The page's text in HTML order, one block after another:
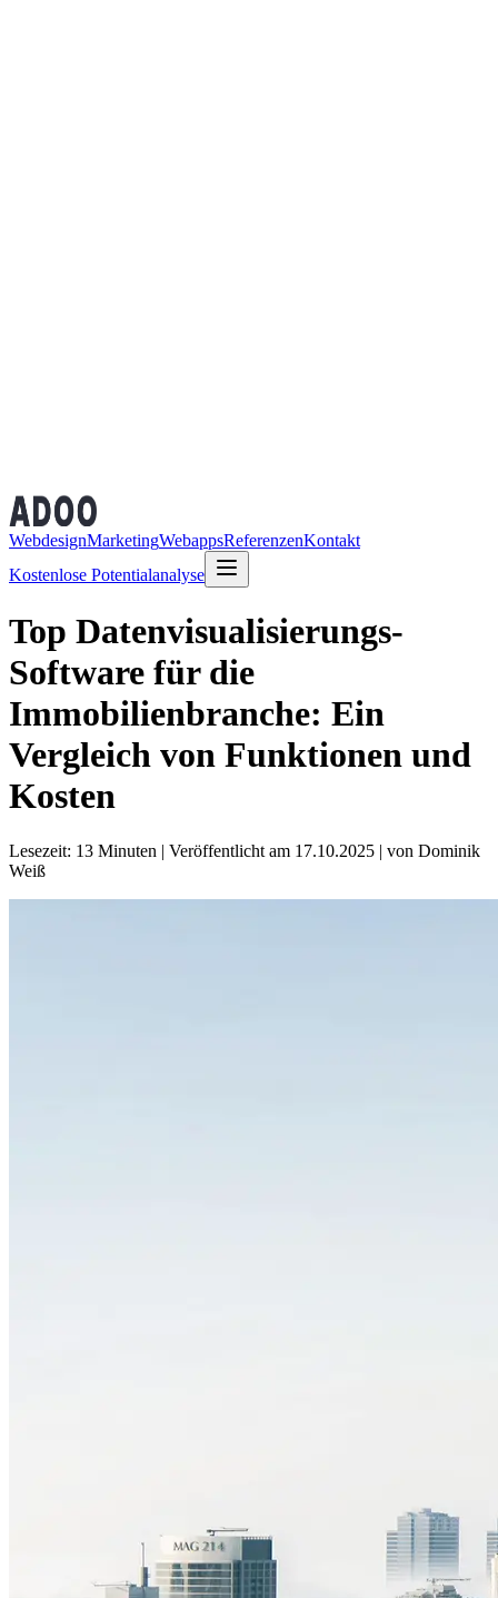
WebdesignMarketingWebappsReferenzenKontakt
Kostenlose Potentialanalyse
Top Datenvisualisierungs-
Software für die
Immobilienbranche: Ein
Vergleich von Funktionen und
Kosten
Lesezeit: 13 Minuten | Veröffentlicht am 17.10.2025 | von Dominik
Weiß